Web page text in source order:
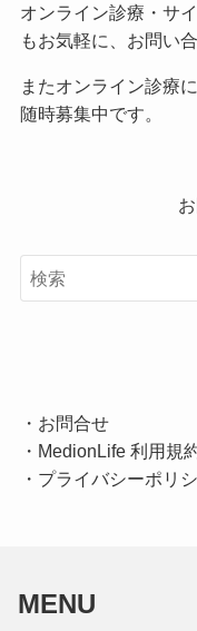
オンライン診療・サ
もお気軽に、お問い
またオンライン診療
随時募集中です。
・ お問合せ
・ MedionLife 利用規
・ プライバシーポリ
MENU